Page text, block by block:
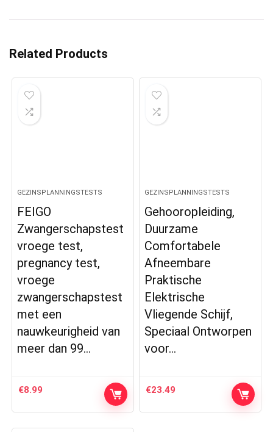
Related Products
GEZINSPLANNINGSTESTS
FEIGO
Zwangerschapstest
vroege test,
pregnancy test,
vroege
zwangerschapstest
met een
nauwkeurigheid van
meer dan 99…
€8.99
GEZINSPLANNINGSTESTS
Gehooropleiding,
Duurzame
Comfortabele
Afneembare
Praktische
Elektrische
Vliegende Schijf,
Speciaal Ontworpen
voor…
€23.49